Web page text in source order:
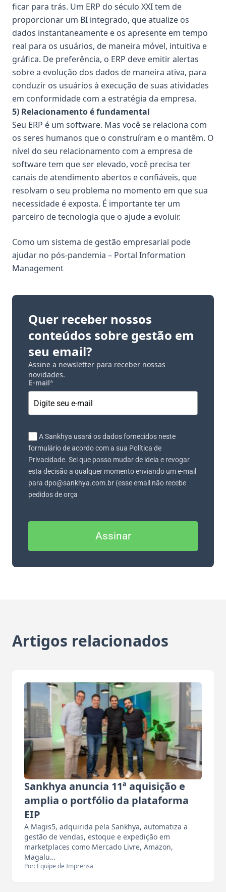
ficar para trás. Um ERP do século XXI tem de
proporcionar um BI integrado, que atualize os
dados instantaneamente e os apresente em tempo
real para os usuários, de maneira móvel, intuitiva e
gráfica. De preferência, o ERP deve emitir alertas
sobre a evolução dos dados de maneira ativa, para
conduzir os usuários à execução de suas atividades
em conformidade com a estratégia da empresa.
5) Relacionamento é fundamental
Seu ERP é um software. Mas você se relaciona com
os seres humanos que o construíram e o mantêm. O
nível do seu relacionamento com a empresa de
software tem que ser elevado, você precisa ter
canais de atendimento abertos e confiáveis, que
resolvam o seu problema no momento em que sua
necessidade é exposta. É importante ter um
parceiro de tecnologia que o ajude a evoluir.
Como um sistema de gestão empresarial pode
ajudar no pós-pandemia – Portal Information
Management
Quer receber nossos
conteúdos sobre gestão em
seu email?
Assine a newsletter para receber nossas
novidades.
E-mail *
A Sankhya usará os dados fornecidos neste
formulário de acordo com a sua Política de
Privacidade. Sei que posso mudar de ideia e revogar
esta decisão a qualquer momento enviando um e-mail
para dpo@sankhya.com.br (esse email não recebe
pedidos de orça
Assinar
Artigos relacionados
Sankhya anuncia 11ª aquisição e
amplia o portfólio da plataforma
EIP
A Magis5, adquirida pela Sankhya, automatiza a
gestão de vendas, estoque e expedição em
marketplaces como Mercado Livre, Amazon,
Magalu…
Por: Equipe de Imprensa